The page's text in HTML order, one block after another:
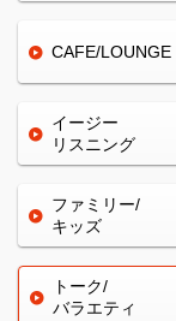
CAFE/LOUNGE
イージー
リスニング
ファミリー/
キッズ
トーク/
バラエティ